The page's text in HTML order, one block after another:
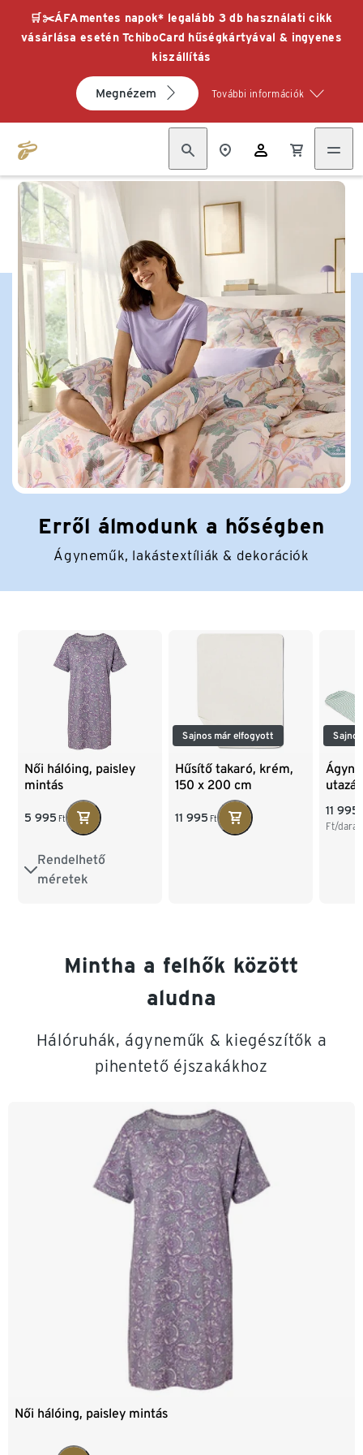
🛒✂️ÁFAmentes napok* legalább 3 db használati cikk
vásárlása esetén TchiboCard hűségkártyával & ingyenes
kiszállítás
Megnézem További információk
Erről álmodunk a hőségben
Ágyneműk, lakástextíliák & dekorációk
Női hálóing, paisley
mintás
5 995 Ft
Rendelhető
méretek
S 36/38 M 40/42
XXL 52/54
Sajnos már elfogyott
Hűsítő takaró, krém,
150 x 200 cm
11 995 Ft
11 995
Ft/
Mintha a felhők között
aludna
Hálóruhák, ágyneműk & kiegészítők a
pihentető éjszakákhoz
Női hálóing, paisley mintás